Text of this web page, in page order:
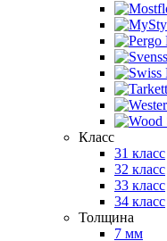
Класс
31 класс
32 класс
33 класс
34 класс
Толщина
7 мм